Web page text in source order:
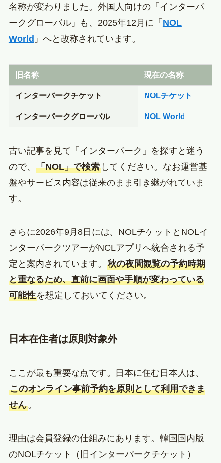
名称が変わりました。外国人向けの「インターパ
ークグローバル」も、2025年12月に「 NOL
World 」へと改称されています。
旧名称 現在の名称
インターパークチケット NOLチケット
インターパークグローバル NOL World
古い記事を見て「インターパーク」を探すと迷う
ので、 「NOL」で検索してください。なお運営基
盤やサービス内容は従来のまま引き継がれていま
す。
さらに2026年9月8日には、NOLチケットとNOLイ
ンターパークツアーがNOLアプリへ統合される予
定と案内されています。 秋の夜間観覧の予約時期
と重なるため、直前に画面や手順が変わっている
可能性を想定しておいてください。
日本在住者は原則対象外
ここが最も重要な点です。日本に住む日本人は、
このオンライン事前予約を原則として利用できま
せん。
理由は会員登録の仕組みにあります。韓国国内版
のNOLチケット（旧インターパークチケット）